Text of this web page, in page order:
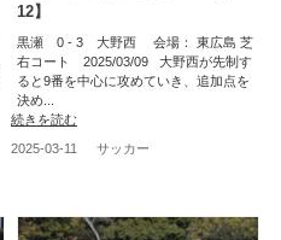
12】
黒瀬 0 - 3 大野西 会場： 東広島 芝
右コート 2025/03/09 大野西が先制す
ると9番を中心に攻めていき、追加点を
決め...
続きを読む
2025-03-11
サッカー